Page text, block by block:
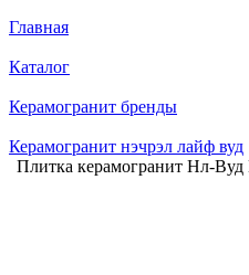
Главная
Каталог
Керамогранит бренды
Керамогранит нэчрэл лайф вуд
Плитка керамогранит Нл-